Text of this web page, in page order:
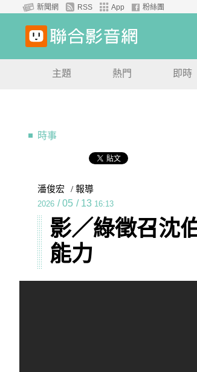
新聞網 RSS App 粉絲團
主題 熱門 即時
時事
潘俊宏 / 報導
2026 / 05 / 13 16:13
影／綠徵召沈
能力